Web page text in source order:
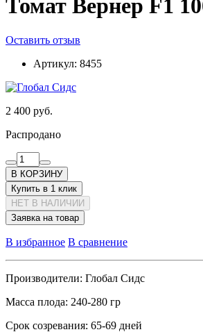
Томат Вернер F1
Оставить отзыв
Артикул: 8455
2 400 руб.
Распродано
В КОРЗИНУ
Купить в 1 клик
НЕТ В НАЛИЧИИ
Заявка на товар
В избранное В сравнение
Производители: Глобал Сидс
Масса плода: 240-280 гр
Срок созревания: 65-69 дней